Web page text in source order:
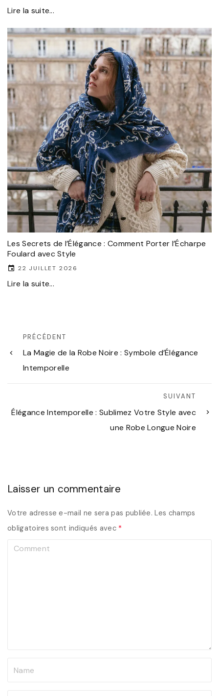
Lire la suite...
Les Secrets de l’Élégance : Comment Porter l’Écharpe
Foulard avec Style
22 JUILLET 2026
Lire la suite...
PRÉCÉDENT
La Magie de la Robe Noire : Symbole d’Élégance
Intemporelle
SUIVANT
Élégance Intemporelle : Sublimez Votre Style avec
une Robe Longue Noire
Laisser un commentaire
Votre adresse e-mail ne sera pas publiée. Les champs
obligatoires sont indiqués avec *